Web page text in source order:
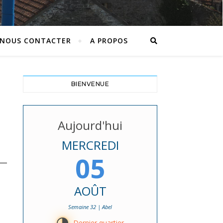
NOUS CONTACTER A PROPOS
BIENVENUE
Aujourd'hui
MERCREDI
05
AOÛT
Semaine 32 | Abel